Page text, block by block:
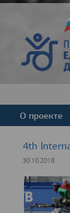
О проекте
4th
30.10.2018